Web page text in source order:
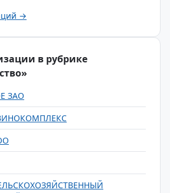
→
в рубрике
ЗАО